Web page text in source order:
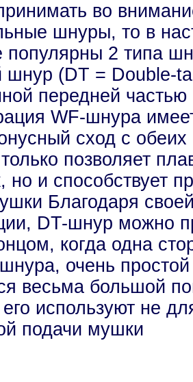
во
шнуры, то в
популярны 2 типа
шнур (DT = Double-
передней
WF-шнура
сход с
позволяет
но и способствует
Благодаря
DT-шнур можно
когда одна
очень
весьма большой
используют не
подачи мушки